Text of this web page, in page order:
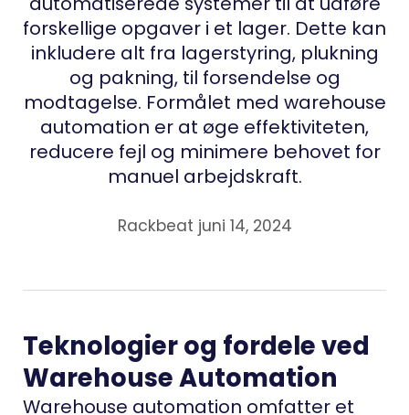
forskellige opgaver i et lager. Dette kan
inkludere alt fra lagerstyring, plukning
og pakning, til forsendelse og
modtagelse. Formålet med warehouse
automation er at øge effektiviteten,
reducere fejl og minimere behovet for
manuel arbejdskraft.
Rackbeat juni 14, 2024
Teknologier og fordele ved
Warehouse Automation
Warehouse automation omfatter et